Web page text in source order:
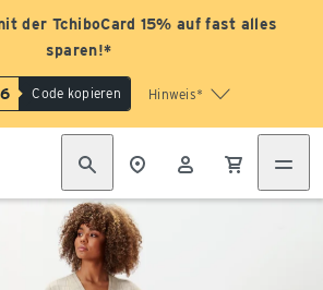
der TchiboCard 15% auf fast alles
sparen!*
Code kopieren Hinweis*